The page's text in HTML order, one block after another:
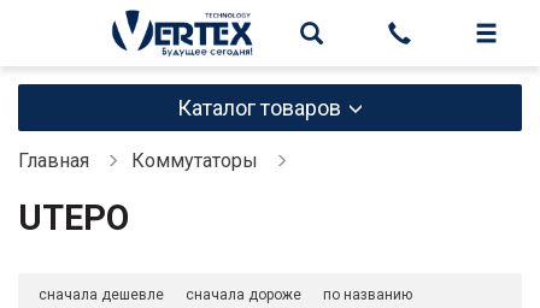
Каталог товаров
Главная Коммутаторы
UTEPO
сначала дешевле сначала дороже
по названию